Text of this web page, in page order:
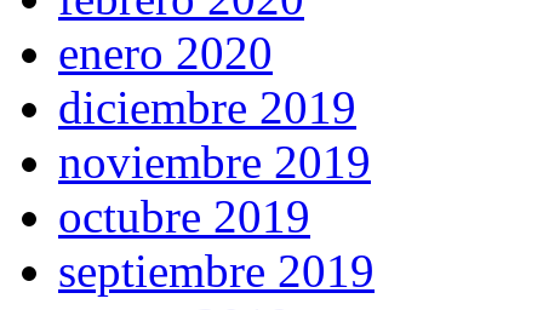
enero 2020
diciembre 2019
noviembre 2019
octubre 2019
septiembre 2019